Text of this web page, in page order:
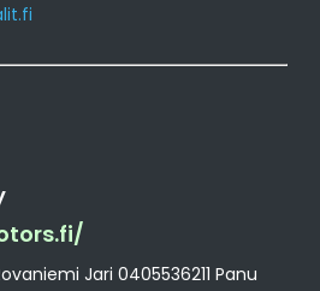
Jari 0405536211 Panu